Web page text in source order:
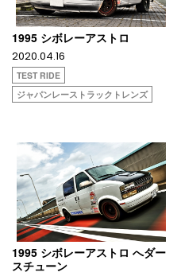
1995 シボレーアストロ
2020.04.16
TEST RIDE
ジャパンレーストラックトレンズ
1995 シボレーアストロ へダー
スチューン